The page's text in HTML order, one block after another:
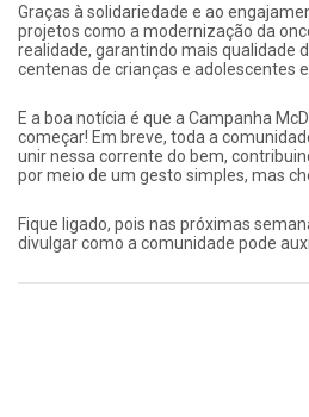
Graças à solidariedade e ao
projetos como a modernização da
realidade, garantindo mais qualidade
centenas de crianças e adolescentes
E a boa notícia é que a Campanha
começar! Em breve, toda a
unir nessa corrente do bem,
por meio de um gesto simples, mas
Fique ligado, pois nas próximas
divulgar como a comunidade pode